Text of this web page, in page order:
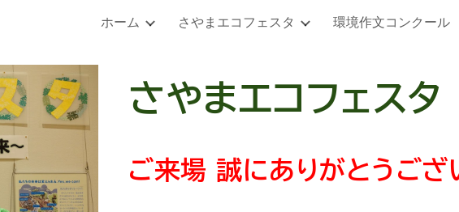
Skip to main content Skip to navigation
ホーム さやまエコフェスタ 環境作文コンクール
さやまエコフェスタ
ご来場 誠にありがとうござ